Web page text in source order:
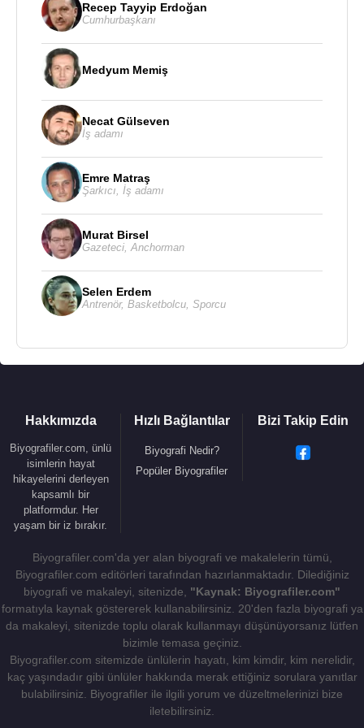
9 Kasım 2020 tarihindeDonald Trump
görevden alınan savunma bakanı
yerine vekaleten atanan
Miller’den savunma bakanlığı görevini 22 Ocak
2021tarihinde teslim aldı.
Kaynak:Biyografiler.com
Recep Tayyip Erdoğan
Cumhurbaşkanı
Medyum Memiş
Necat Gülseven
İş adamı
Emre Matraş
Şarkıcı İş adamı
Murat Birsel
Gazeteci Anchorman
Selen Erdem
Antrenör, Basketbolcu Sporcu
Hakkımızda
Biyografiler.com, ünlü
isimlerin hayat
hikayelerini derleyen
kapsamlı bir
platformdur. Her
yaşam bir iz bırakır.
Hızlı Bağlantılar
Biyografi Nedir?
Popüler Biyografiler
Bizi Takip Edin
Biyografiler.com'da yer alan biyografi ve makalelerin tümü,
Biyografiler.com editörleri tarafından hazırlanmaktadır. Dilediğiniz
biyografi ve makaleyi, sitenizde, "Kaynak: Biyografiler.com"
formatıyla kaynak göstererek kullanabilirsiniz. 20'den fazla biyografi ya
da makaleyi, sitenizde toplu olarak kullanmayı düşünüyorsanız lütfen
bizimle temasa geçiniz.
Biyografiler.com sitemizde ünlülerin hayatı, kim kimdir, kim nerelidir,
kaç yaşındadır gibi ünlüler hakkında merak ettiğiniz sorulara yanıtlar
bulabilirsiniz. Biyografiler ile ilgili yorum ve düzeltmelerinizi bize
iletebilirsiniz.